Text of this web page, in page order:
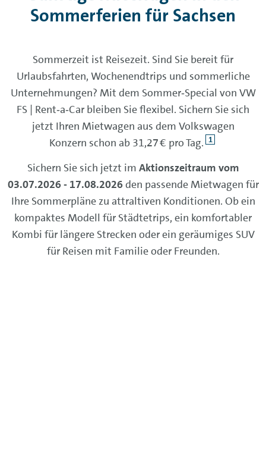
Sommerferien für Sachsen
Sommerzeit ist Reisezeit. Sind Sie bereit für
Urlaubsfahrten, Wochenendtrips und sommerliche
Unternehmungen? Mit dem Sommer‑Special von VW
FS | Rent‑a‑Car bleiben Sie flexibel. Sichern Sie sich
jetzt Ihren Mietwagen aus dem Volkswagen
Konzern schon ab 31,27 € pro Tag. 1
Sichern Sie sich jetzt im Aktionszeitraum vom
03.07.2026 - 17.08.2026den passende Mietwagen für
Ihre Sommerpläne zu attraltiven Konditionen. Ob ein
kompaktes Modell für Städtetrips, ein komfortabler
Kombi für längere Strecken oder ein geräumiges SUV
für Reisen mit Familie oder Freunden.